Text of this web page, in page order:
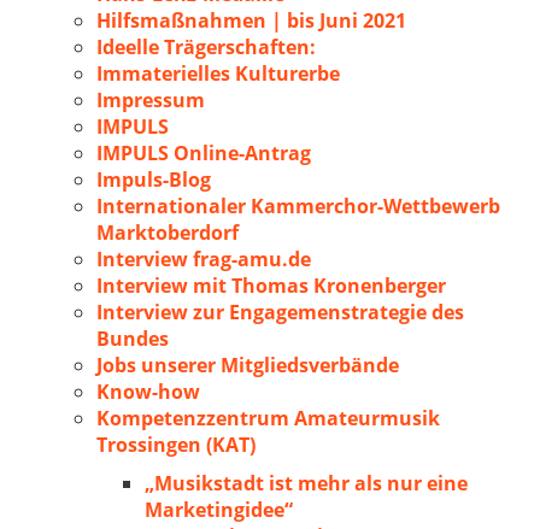
Hilfsmaßnahmen | bis Juni 2021
Ideelle Trägerschaften:
Immaterielles Kulturerbe
Impressum
IMPULS
IMPULS Online-Antrag
Impuls-Blog
Internationaler Kammerchor-Wettbewerb
Marktoberdorf
Interview frag-amu.de
Interview mit Thomas Kronenberger
Interview zur Engagemenstrategie des
Bundes
Jobs unserer Mitgliedsverbände
Know-how
Kompetenzzentrum Amateurmusik
Trossingen (KAT)
„Musikstadt ist mehr als nur eine
Marketingidee“